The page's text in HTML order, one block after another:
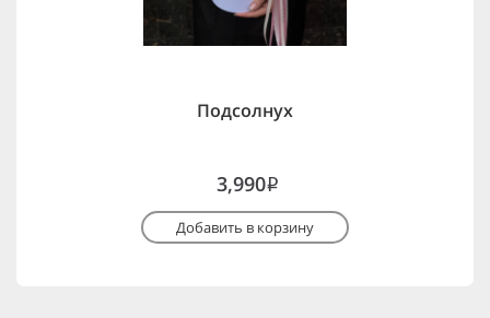
Подсолнух
3,990i
Добавить в корзину